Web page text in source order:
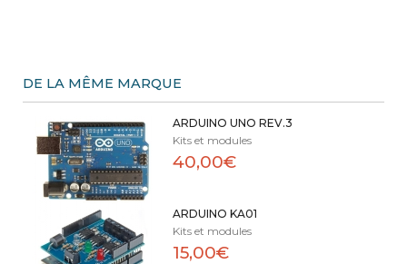
DE LA MÊME MARQUE
ARDUINO UNO REV.3
Kits et modules
40,00€
ARDUINO KA01
Kits et modules
15,00€